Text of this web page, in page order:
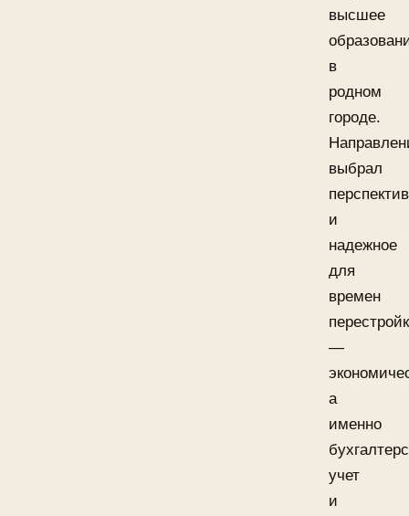
высшее
в
родном
городе.
выбрал
и
надежное
для
времен
—
а
именно
учет
и